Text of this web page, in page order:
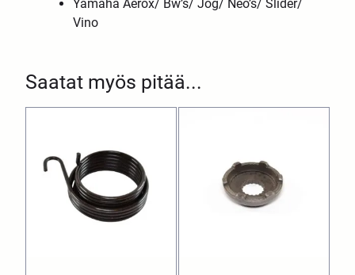
Saatat myös pitää...
Yamaha Aerox/ Bw’s/ Jog/ Neo’s/ Slider/
Vino